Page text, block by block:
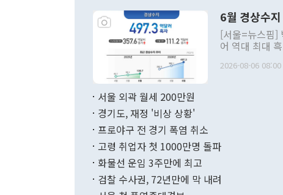
주의적 희망에
관의 대북 정
관 부처 장관
관의 무리한
다. [정동영 통일부 장관이 지난달 23일 오후 서울 종로구 정부서울청사에
무너졌다고도
함께 4자 대화
6월 경상수
[서울=뉴스핌]
어 역대 최대
료=한국은행] 한국은행이 6일 발표한 '2026년 6월 국제수지(잠정)'에 따르
며 월간 기준
196.9% 급증
수출은
2026-08-06 08:00
서울 외곽 월세 200만원
경기도, 재정 '비상 상황'
프로야구 전 경기 폭염 취소
고령 취업자 첫 1000만명 돌파
화물선 운임 3주만에 최고
검찰 수사권, 72년만에 막 내려